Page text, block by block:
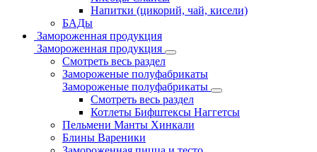
Напитки (цикорий, чай, кисели)
БАДы
Замороженная продукция
Замороженная продукция
Смотреть весь раздел
Замороженые полуфабрикаты
Замороженые полуфабрикаты
Смотреть весь раздел
Котлеты Бифштексы Наггетсы
Пельмени Манты Хинкали
Блины Вареники